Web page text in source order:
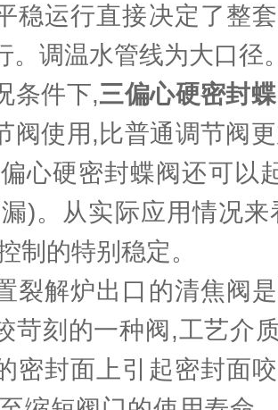
稳运行直接决定了整
。调温水管线为大口径
条件下,三偏心硬密封
阀使用,比普通调节阀
心硬密封蝶阀还可以
)。从实际应用情况
制的特别稳定。
裂解炉出口的清焦阀
苛刻的一种阀,工艺介
密封面上引起密封面